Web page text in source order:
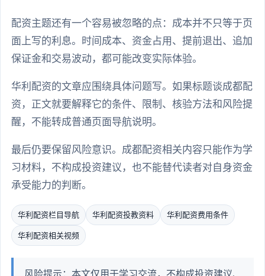
配资主题还有一个容易被忽略的点：成本并不只等于页
面上写的利息。时间成本、资金占用、提前退出、追加
保证金和交易波动，都可能改变实际体验。
华利配资的文章应围绕具体问题写。如果标题谈成都配
资，正文就要解释它的条件、限制、核验方法和风险提
醒，不能转成普通页面导航说明。
最后仍要保留风险意识。成都配资相关内容只能作为学
习材料，不构成投资建议，也不能替代读者对自身资金
承受能力的判断。
华利配资栏目导航 华利配资投教资料 华利配资费用条件
华利配资相关视频